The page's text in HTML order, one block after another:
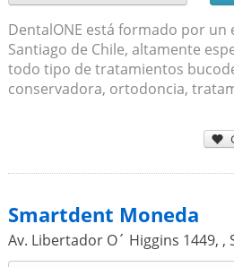
DentalONE está formado por un
Santiago de Chile, altamente
todo tipo de tratamientos
conservadora, ortodoncia,
Smartdent Moneda
Av. Libertador O´ Higgins 1449, ,